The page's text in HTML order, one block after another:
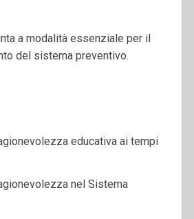
a modalità essenziale per il
del sistema preventivo.
educativa ai tempi
nel Sistema